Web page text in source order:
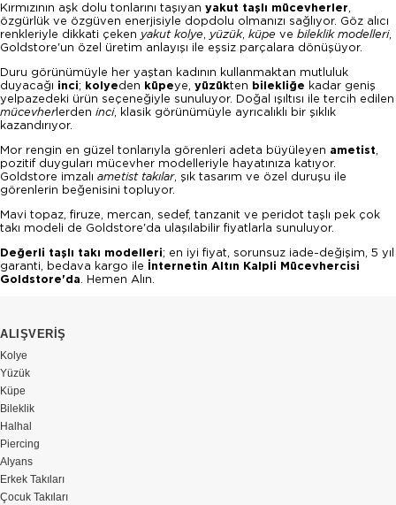
Kırmızının aşk dolu tonlarını taşıyan yakut taşlı mücevherler,
özgürlük ve özgüven enerjisiyle dopdolu olmanızı sağlıyor. Göz alıcı
renkleriyle dikkati çeken yakut kolye, yüzük, küpe ve bileklik modelleri,
Goldstore'un özel üretim anlayışı ile eşsiz parçalara dönüşüyor.
Duru görünümüyle her yaştan kadının kullanmaktan mutluluk
duyacağı inci; kolyeden küpeye, yüzükten bilekliğe kadar geniş
yelpazedeki ürün seçeneğiyle sunuluyor. Doğal ışıltısı ile tercih edilen
mücevherlerden inci, klasik görünümüyle ayrıcalıklı bir şıklık
kazandırıyor.
Mor rengin en güzel tonlarıyla görenleri adeta büyüleyen ametist
pozitif duyguları mücevher modelleriyle hayatınıza katıyor.
Goldstore imzalı ametist takılar, şık tasarım ve özel duruşu ile
görenlerin beğenisini topluyor.
Mavi topaz firuze, mercan sedef, tanzanit ve peridot taşlı pek çok
takı modeli de Goldstore'da ulaşılabilir fiyatlarla sunuluyor.
Değerli taşlı takı modelleri; en iyi fiyat, sorunsuz iade-değişim, 5 yıl
garanti, bedava kargo ile İnternetin Altın Kalpli Mücevhercisi
Goldstore'da . Hemen Alın.
ALIŞVERİŞ
Kolye
Yüzük
Küpe
Bileklik
Halhal
Piercing
Alyans
Erkek Takıları
Çocuk Takıları